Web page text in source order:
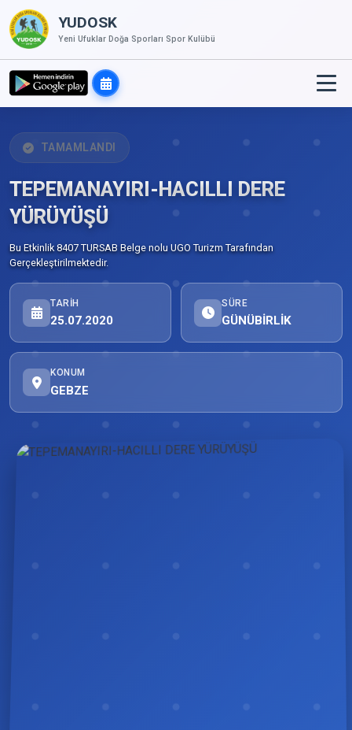
YUDOSK
Yeni Ufuklar Doğa Sporları Spor Kulübü
TAMAMLANDI
TEPEMANAYIRI-HACILLI DERE
YÜRÜYÜŞÜ
Bu Etkinlik 8407 TURSAB Belge nolu UGO Turizm Tarafından
Gerçekleştirilmektedir.
TARIH
25.07.2020
SÜRE
GÜNÜBİRLİK
KONUM
GEBZE